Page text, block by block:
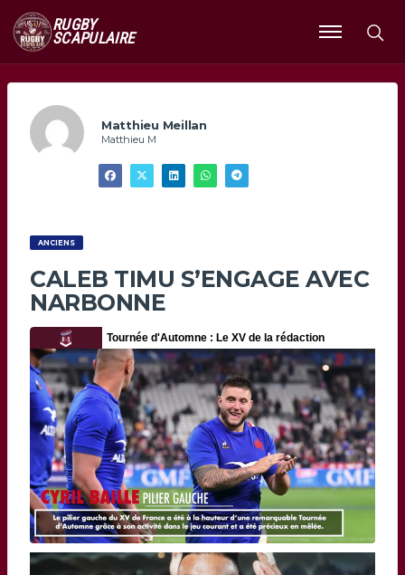
RUGBY
SCAPULAIRE
Ouvrir
le
Matthieu Meillan
Matthieu M
ANCIENS
CALEB TIMU S’ENGAGE AVEC
NARBONNE